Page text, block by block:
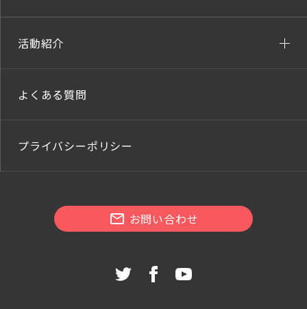
活動紹介
よくある質問
プライバシーポリシー
お問い合わせ